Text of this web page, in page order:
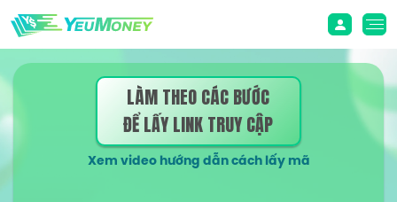
LÀM THEO CÁC BƯỚC
ĐỂ LẤY LINK TRUY CẬP
Xem video hướng dẫn cách lấy mã